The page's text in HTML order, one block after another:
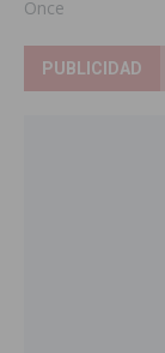
Once
PUBLICIDAD